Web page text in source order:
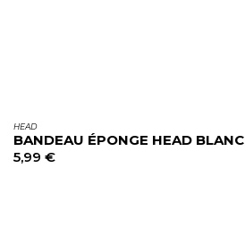
HEAD
BANDEAU ÉPONGE HEAD BLANC
5,99 €